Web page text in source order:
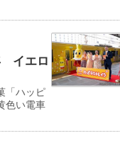
イエロ
「ハッピ
色い電車